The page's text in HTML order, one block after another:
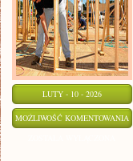
LUTY - 10 - 2026
MOŻLIWOŚĆ KOMENTOWANIA